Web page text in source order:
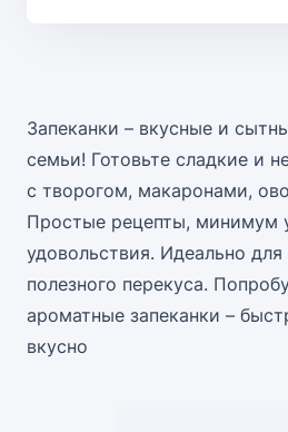
Запеканки – вкусные и
семьи! Готовьте сладкие и
с творогом, макаронами,
Простые рецепты, минимум
удовольствия. Идеально
полезного перекуса.
ароматные запеканки –
вкусно